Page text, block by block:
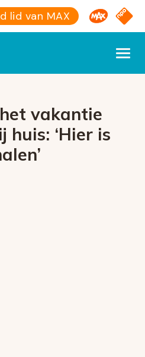
lid van MAX Omroep
NPO
vakantie
huis: ‘Hier is